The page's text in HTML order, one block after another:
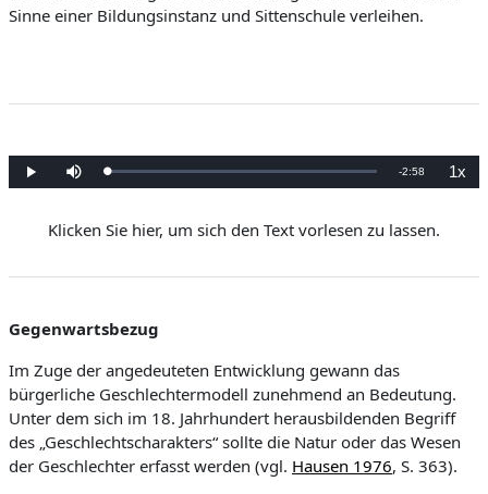
Sinne einer Bildungsinstanz und Sittenschule verleihen.
W
i
e
S
t
s
l
G
e
e
n
V
r
i
b
n
-2:58 1x
W
i
e
t
Klicken Sie hier, um sich den Text vorlesen zu lassen.
Gegenwartsbezug
Im Zuge der angedeuteten Entwicklung gewann das
bürgerliche Geschlechtermodell zunehmend an Bedeutung.
Unter dem sich im 18. Jahrhundert herausbildenden Begriff
des „Geschlechtscharakters“ sollte die Natur oder das Wesen
der Geschlechter erfasst werden (vgl. Hausen 1976, S. 363).